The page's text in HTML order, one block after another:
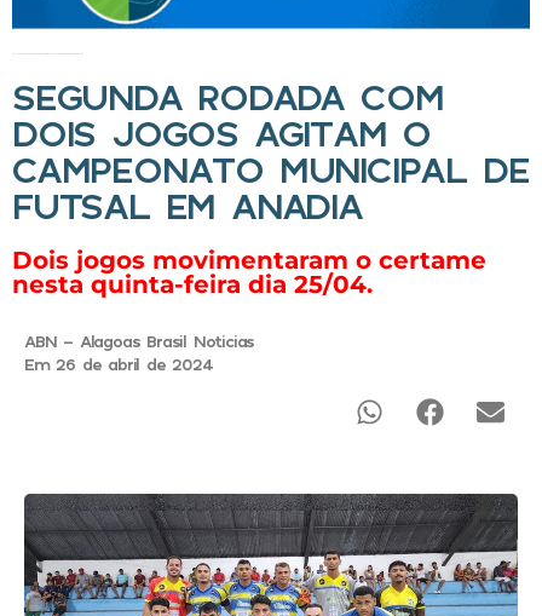
SEGUNDA RODADA COM
DOIS JOGOS AGITAM O
CAMPEONATO MUNICIPAL DE
FUTSAL EM ANADIA
Dois jogos movimentaram o certame
nesta quinta-feira dia 25/04.
ABN - Alagoas Brasil Noticias
Em 26 de abril de 2024